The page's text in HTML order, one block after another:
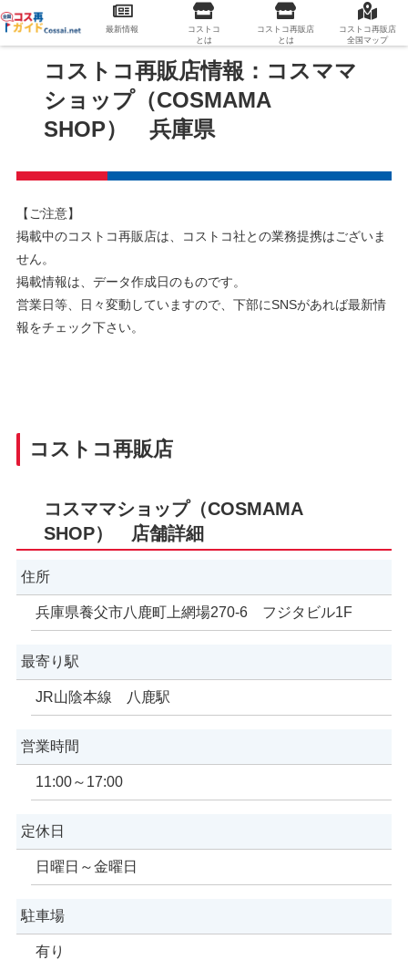
コストコ再販店情報：コスママ
ショップ（COSMAMA
SHOP） 兵庫県
【ご注意】
掲載中のコストコ再販店は、コストコ社との業務提携はございま
せん。
掲載情報は、データ作成日のものです。
営業日等、日々変動していますので、下部にSNSがあれば最新情
報をチェック下さい。
コストコ再販店
コスママショップ（COSMAMA
SHOP） 店舗詳細
住所
兵庫県養父市八鹿町上網場270-6 フジタビル1F
最寄り駅
JR山陰本線 八鹿駅
営業時間
11:00～17:00
定休日
日曜日～金曜日
駐車場
有り
最新情報
コストコ
とは
コストコ再販店
とは
コストコ再販店
全国マップ